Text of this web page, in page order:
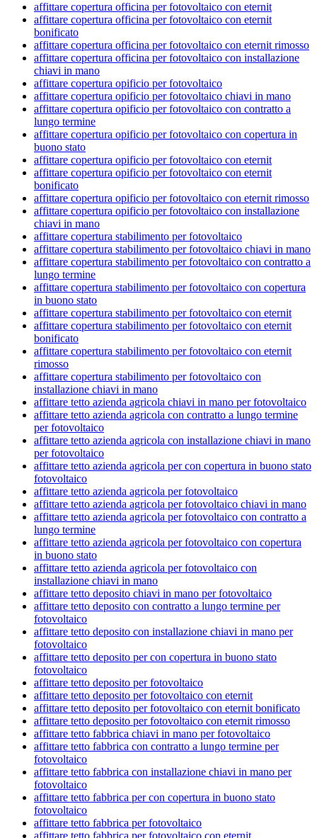
affittare copertura officina per fotovoltaico con eternit
affittare copertura officina per fotovoltaico con eternit
bonificato
affittare copertura officina per fotovoltaico con eternit rimosso
affittare copertura officina per fotovoltaico con installazione
chiavi in mano
affittare copertura opificio per fotovoltaico
affittare copertura opificio per fotovoltaico chiavi in mano
affittare copertura opificio per fotovoltaico con contratto a
lungo termine
affittare copertura opificio per fotovoltaico con copertura in
buono stato
affittare copertura opificio per fotovoltaico con eternit
affittare copertura opificio per fotovoltaico con eternit
bonificato
affittare copertura opificio per fotovoltaico con eternit rimosso
affittare copertura opificio per fotovoltaico con installazione
chiavi in mano
affittare copertura stabilimento per fotovoltaico
affittare copertura stabilimento per fotovoltaico chiavi in mano
affittare copertura stabilimento per fotovoltaico con contratto a
lungo termine
affittare copertura stabilimento per fotovoltaico con copertura
in buono stato
affittare copertura stabilimento per fotovoltaico con eternit
affittare copertura stabilimento per fotovoltaico con eternit
bonificato
affittare copertura stabilimento per fotovoltaico con eternit
rimosso
affittare copertura stabilimento per fotovoltaico con
installazione chiavi in mano
affittare tetto azienda agricola chiavi in mano per fotovoltaico
affittare tetto azienda agricola con contratto a lungo termine
per fotovoltaico
affittare tetto azienda agricola con installazione chiavi in mano
per fotovoltaico
affittare tetto azienda agricola per con copertura in buono stato
fotovoltaico
affittare tetto azienda agricola per fotovoltaico
affittare tetto azienda agricola per fotovoltaico chiavi in mano
affittare tetto azienda agricola per fotovoltaico con contratto a
lungo termine
affittare tetto azienda agricola per fotovoltaico con copertura
in buono stato
affittare tetto azienda agricola per fotovoltaico con
installazione chiavi in mano
affittare tetto deposito chiavi in mano per fotovoltaico
affittare tetto deposito con contratto a lungo termine per
fotovoltaico
affittare tetto deposito con installazione chiavi in mano per
fotovoltaico
affittare tetto deposito per con copertura in buono stato
fotovoltaico
affittare tetto deposito per fotovoltaico
affittare tetto deposito per fotovoltaico con eternit
affittare tetto deposito per fotovoltaico con eternit bonificato
affittare tetto deposito per fotovoltaico con eternit rimosso
affittare tetto fabbrica chiavi in mano per fotovoltaico
affittare tetto fabbrica con contratto a lungo termine per
fotovoltaico
affittare tetto fabbrica con installazione chiavi in mano per
fotovoltaico
affittare tetto fabbrica per con copertura in buono stato
fotovoltaico
affittare tetto fabbrica per fotovoltaico
affittare tetto fabbrica per fotovoltaico con eternit